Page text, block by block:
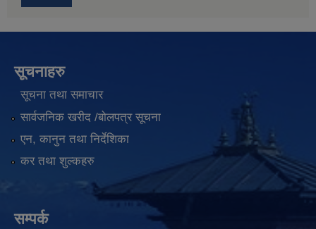
सूचनाहरु
सूचना तथा समाचार
सार्वजनिक खरीद /बोलपत्र सूचना
एन, कानुन तथा निर्देशिका
कर तथा शुल्कहरु
सम्पर्क